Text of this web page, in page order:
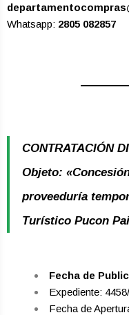
Whatsapp: 2805 082857
CONTRATACIÓN
Objeto:
proveeduría
Turístico Pucon
Fecha de
Expediente:
Fecha de